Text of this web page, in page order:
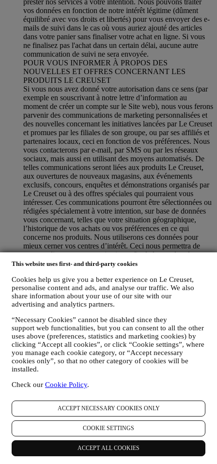
This website uses first- and third-party cookies
Cookies help us give you a better experience on Le Creuset,
personalise content and ads, and analyse our traffic. We also
share information about your use of our site with our
advertising and analytics partners.
“Necessary Cookies” cannot be disabled since they
support web functionalities, but you can consent to all the other
uses above (preferences, statistics and marketing cookies) by
clicking “Accept all cookies”, or click “Cookie settings”, where
you manage each cookie category, or “Accept necessary
cookies only”, so that no other category of cookies will be
installed.
Check our Cookie Policy.
ACCEPT NECESSARY COOKIES ONLY
COOKIE SETTINGS
ACCEPT ALL COOKIES
prester nos services à votre intention. Nous pouvons traiter
vos données en fonction de notre intérêt légitime (dûment
équilibré avec vos droits et libertés) pour vous envoyer des e-
mails de suivi dans le cas où vous auriez ajouté des articles
dans votre panier sans finaliser votre achat en ligne. Si vous
ne finalisez pas l'achat dans un certain délai, aucune autre
communication de suivi ne sera envoyée.
POUR VOUS INFORMER À PROPOS DES
NOUVELLES ET OFFRES CONCERNANT LES
PRODUITS LE CREUSET
Si vous nous avez donné votre autorisation dans ce sens (par
exemple en souscrivant à notre lettre d’information au
moment de créer un compte sur le Site web), nous vous ferons
parvenir des communications de marketing personnalisées et
des nouvelles concernant les initiatives lancées par Le Creuset
et promues par les filiales de son groupe, ou par ses affiliés et
partenaires locaux, ceci en fonction de vos préférences. Nous
vous contacterons par e-mail, par SMS ou par les réseaux
sociaux, mais aussi en utilisant des moyens automatisés. De
telles communications seront liées aux produits Le Creuset,
aux ouvertures de nouveaux magasins, aux événements
exclusifs, concours, enquêtes et démonstrations organisés par
Le Creuset ou à des offres spéciales qui pourraient vous
intéresser. Ces communications pourront être sélectionnées ou
rédigées spécialement à votre intention, sur base de données
vous concernant, telles que votre situation géographique,
l’historique de vos achats ou vos préférences en ce qui
concerne nos produits. Nous utiliserons ces données pour
mieux cerner vos centres d’intérêt. Ceci nous permettra de
personnaliser nos communications afin de les rendre plus
pertinentes et intéressantes. Il n’y aura aucun autre effet. Nous
l’ouverture des e-mails et les clics, utilisant à cet effet des
technologies industrielles standard pour nous aider dans le
monitoring de nos lettres d’information. Ce traitement est basé
sur votre consentement à recevoir nos communications de
marketing personnalisées. Ce choix de participation peut être
exercé lors de la collecte des informations personnelles, en
cochant la case appropriée.
Désabonnement :
Vous pouvez cesser de recevoir nos communications
marketing à tout moment, gratuitement, en utilisant les
méthodes indiquées dans chaque communication (par
cliquer sur le lien de désinscription figurant au bas de chaque
l'une de nos activités marketing, veuillez nous envoyer un
courrier électronique à l'adresse:privacy@lecreuset.com
Votre désinscription sera traitée dans les meilleurs délais, mais
dans certaines circonstances, il se peut que vous receviez
quelques communications supplémentaires jusqu'à ce que
votre désinscription soit complètement traitée.
Veuillez garder
à l’esprit que nous ne transmettons pas et ne vendons pas vos